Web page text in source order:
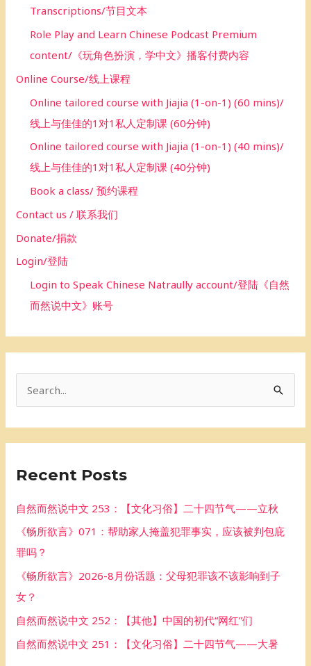
Transcriptions/节目文本
Role Play and Learn Chinese Podcast Premium
content/《玩角色扮演，学中文》播客付费内容
Online Course/线上课程
Online tailored course with Jiajia (1-on-1) (60 mins)/
线上与佳佳的1对1私人定制课 (60分钟)
Online tailored course with Jiajia (1-on-1) (40 mins)/
线上与佳佳的1对1私人定制课 (40分钟)
Book a class/ 预约课程
Contact us / 联系我们
Donate/捐款
Login/登陆
Login to Speak Chinese Natraully account/登陆《自然
而然说中文》账号
c
f
r
Recent Posts
自然而然说中文 253：【文化习俗】二十四节气——立秋
《畅所欲言》071：帮助家人掩盖犯罪事实，应该被判包庇
罪吗？
《畅所欲言》2026-8月份话题：父母犯罪该不该影响到子
女？
自然而然说中文 252：【其他】中国的初代“网红”们
自然而然说中文 251：【文化习俗】二十四节气——大暑